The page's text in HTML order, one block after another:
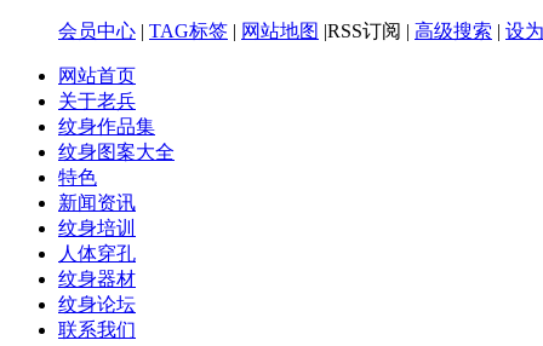
会员中心 | TAG标签 | 网站地图 |RSS订阅 | 高级搜索 | 设
网站首页
关于老兵
纹身作品集
纹身图案大全
特色
新闻资讯
纹身培训
人体穿孔
纹身器材
纹身论坛
联系我们